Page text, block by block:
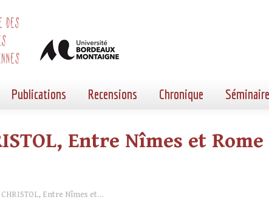
Publications Recensions Chronique
Entre Nîmes et
Entre Nîmes et…